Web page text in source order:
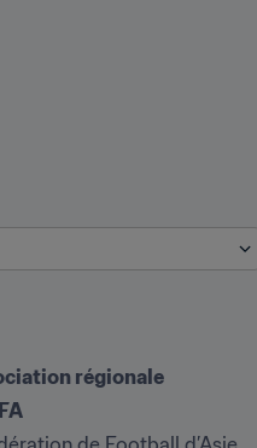
régionale